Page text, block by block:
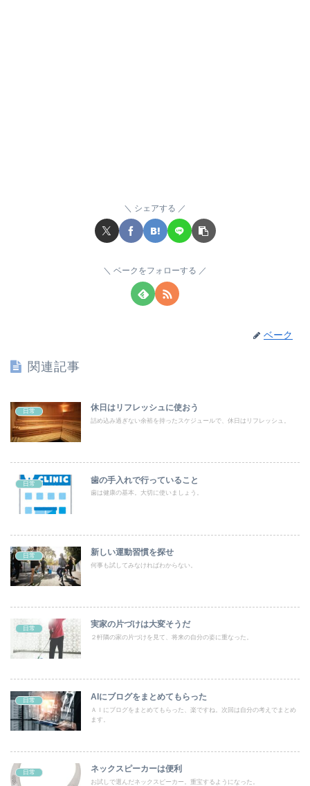
シェアする
ベークをフォローする
ベーク
関連記事
日常 休日はリフレッシュに使おう
詰め込み過ぎない余裕を持ったスケジュールで、休日はリフレッシュ。
日常 歯の手入れで行っていること
歯は健康の基本。大切に使いましょう。
日常 新しい運動習慣を探せ
何事も試してみなければわからない。
日常 実家の片づけは大変そうだ
２軒隣の家の片づけを見て、将来の自分の姿に重なった。
日常 AIにブログをまとめてもらった
ＡＩにブログをまとめてもらった、楽ですね。次回は自分の考えでまとめ
ます。
日常 ネックスピーカーは便利
お試しで選んだネックスピーカー。重宝するようになった。